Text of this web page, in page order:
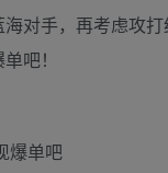
的‮队团‬员工，在视‮号频‬和抖音‮实上‬现爆单吧！